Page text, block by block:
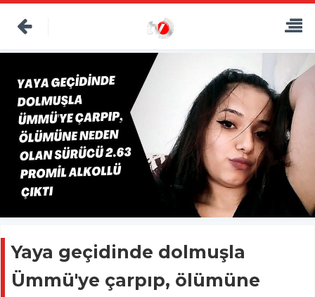
Yaya geçidinde dolmuşla
Ümmü'ye çarpıp, ölümüne